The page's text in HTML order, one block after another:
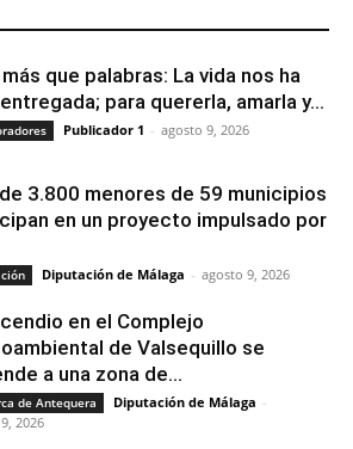
que palabras: La vida nos ha
para quererla, amarla y...
Publicador 1 - agosto 9, 2026
3.800 menores de 59 municipios
en un proyecto impulsado por
Diputación de Málaga - agosto 9, 2026
en el Complejo
de Valsequillo se
a una zona de...
de Antequera Diputación de Málaga -
2026